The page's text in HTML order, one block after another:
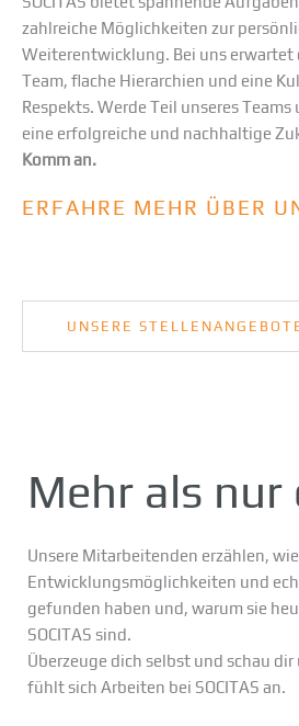
zahlreiche Möglichkeiten zur
Weiterentwicklung. Bei uns erwartet
Team, flache Hierarchien und eine
Respekts. Werde Teil unseres
eine erfolgreiche und nachhaltige
Komm an.
ERFAHRE MEHR ÜBER
UNSERE
Mehr als nur
Unsere Mitarbeitenden erzählen,
Entwicklungsmöglichkeiten und
gefunden haben und, warum sie
SOCITAS sind.
Überzeuge dich selbst und schau dir
fühlt sich Arbeiten bei SOCITAS an.